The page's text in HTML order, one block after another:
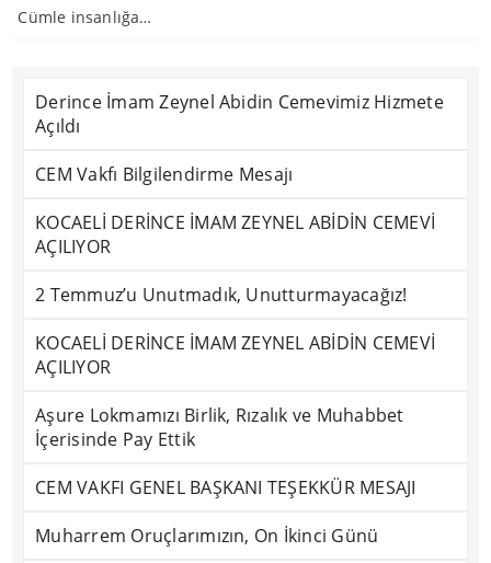
Cümle insanlığa…
Derince İmam Zeynel Abidin Cemevimiz Hizmete
Açıldı
CEM Vakfı Bilgilendirme Mesajı
KOCAELİ DERİNCE İMAM ZEYNEL ABİDİN CEMEVİ
AÇILIYOR
2 Temmuz’u Unutmadık, Unutturmayacağız!
KOCAELİ DERİNCE İMAM ZEYNEL ABİDİN CEMEVİ
AÇILIYOR
Aşure Lokmamızı Birlik, Rızalık ve Muhabbet
İçerisinde Pay Ettik
CEM VAKFI GENEL BAŞKANI TEŞEKKÜR MESAJI
Muharrem Oruçlarımızın, On İkinci Günü